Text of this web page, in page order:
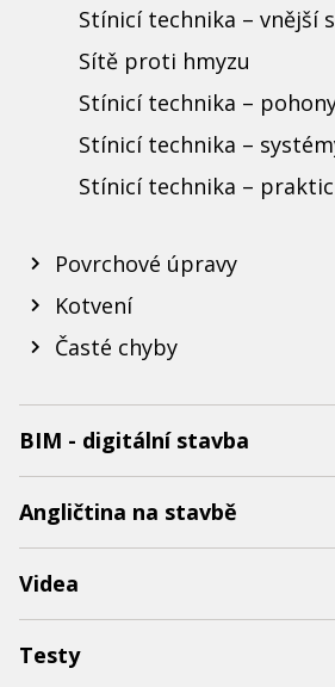
Stínicí technika – vnější
Sítě proti hmyzu
Stínicí technika –
Stínicí technika –
Stínicí technika –
Povrchové úpravy
Kotvení
Časté chyby
BIM - digitální stavba
Angličtina na stavbě
Videa
Testy